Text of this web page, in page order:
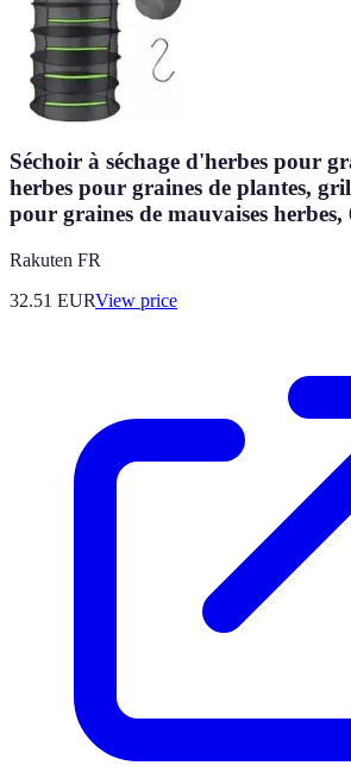
Séchoir à séchage d'herbes pour
herbes pour graines de plantes,
pour graines de mauvaises herbes,
Rakuten FR
32.51 EURView price